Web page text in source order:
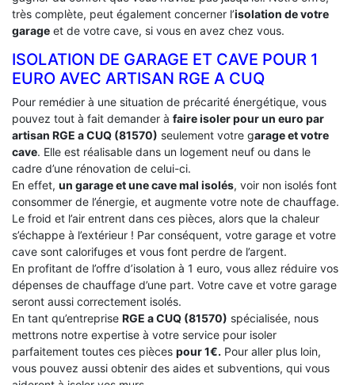
très complète, peut également concerner l’isolation de votre
garage et de votre cave, si vous en avez chez vous.
ISOLATION DE GARAGE ET CAVE POUR 1
EURO AVEC ARTISAN RGE A CUQ
Pour remédier à une situation de précarité énergétique, vous
pouvez tout à fait demander à faire isoler pour un euro par
artisan RGE a CUQ (81570) seulement votre garage et votre
cave. Elle est réalisable dans un logement neuf ou dans le
cadre d’une rénovation de celui-ci.
En effet, un garage et une cave mal isolés, voir non isolés font
consommer de l’énergie, et augmente votre note de chauffage.
Le froid et l’air entrent dans ces pièces, alors que la chaleur
s’échappe à l’extérieur ! Par conséquent, votre garage et votre
cave sont calorifuges et vous font perdre de l’argent.
En profitant de l’offre d’isolation à 1 euro, vous allez réduire vos
dépenses de chauffage d’une part. Votre cave et votre garage
seront aussi correctement isolés.
En tant qu’entreprise RGE a CUQ (81570) spécialisée, nous
mettrons notre expertise à votre service pour isoler
parfaitement toutes ces pièces pour 1€. Pour aller plus loin,
vous pouvez aussi obtenir des aides et subventions, qui vous